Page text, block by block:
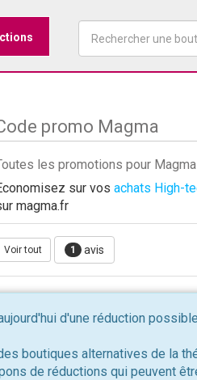
promo Magma
les promotions pour
sur vos achats High-
magma.fr
Voir tout 1 avis
d'une réduction
boutiques alternatives de la
de réductions qui peuvent